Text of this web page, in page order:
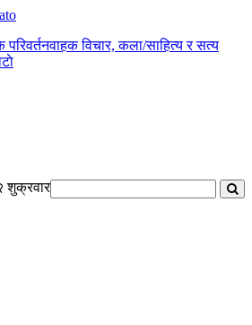
परिवर्तनवाहक विचार, कला/साहित्य र सत्य
शुक्रवार